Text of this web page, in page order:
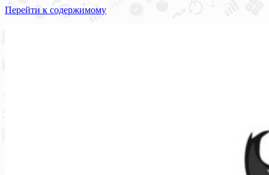
Перейти к содержимому